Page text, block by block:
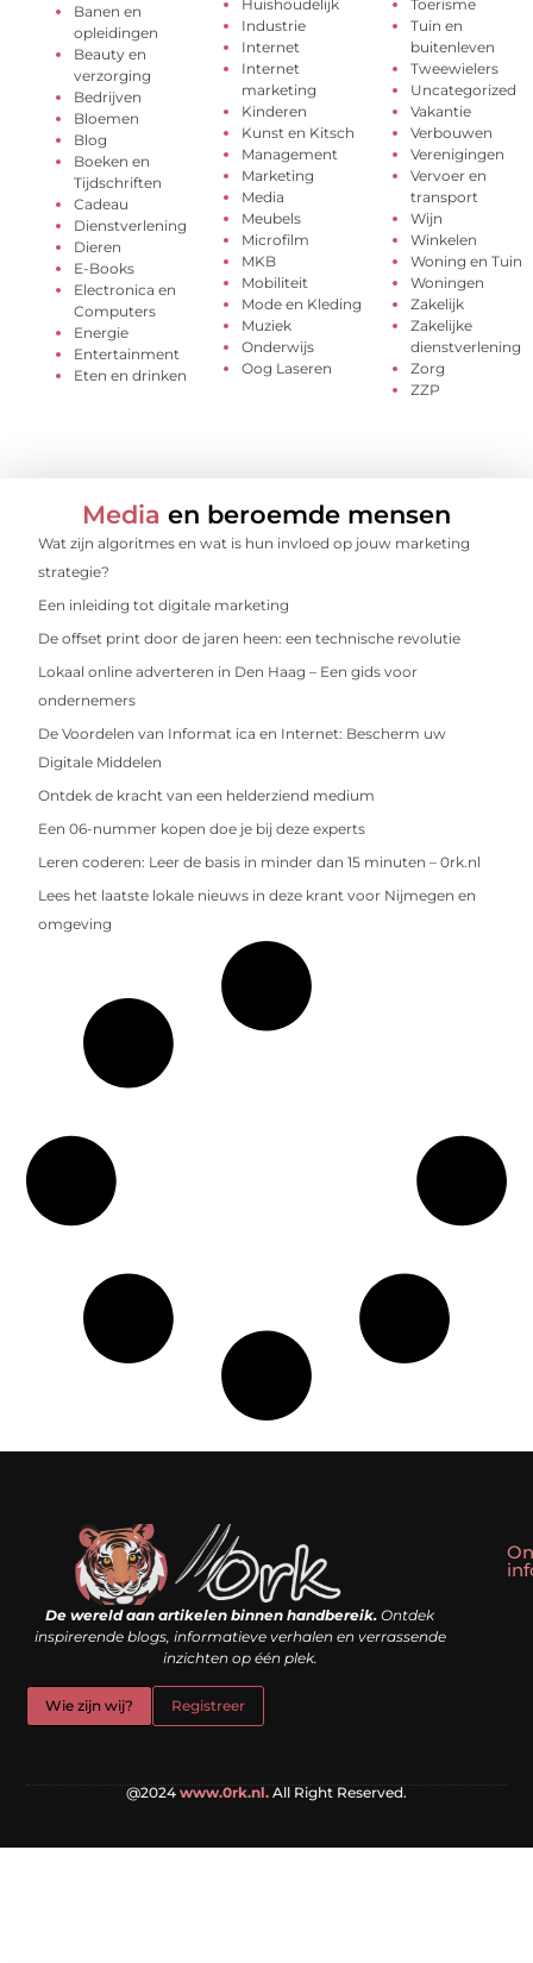
Banen en
opleidingen
Beauty en
verzorging
Bedrijven
Bloemen
Blog
Boeken en
Tijdschriften
Cadeau
Dienstverlening
Dieren
E-Books
Electronica en
Computers
Energie
Entertainment
Eten en drinken
Huishoudelijk
Industrie
Internet
Internet
marketing
Kinderen
Kunst en Kitsch
Management
Marketing
Media
Meubels
Microfilm
MKB
Mobiliteit
Mode en Kleding
Muziek
Onderwijs
Oog Laseren
Toerisme
Tuin en
buitenleven
Tweewielers
Uncategorized
Vakantie
Verbouwen
Verenigingen
Vervoer en
transport
Wijn
Winkelen
Woning en Tuin
Woningen
Zakelijk
Zakelijke
dienstverlening
Zorg
ZZP
Media en beroemde mensen
Wat zijn algoritmes en wat is hun invloed op jouw marketing
strategie?
Een inleiding tot digitale marketing
De offset print door de jaren heen: een technische revolutie
Lokaal online adverteren in Den Haag – Een gids voor
ondernemers
De Voordelen van Informat ica en Internet: Bescherm uw
Digitale Middelen
Ontdek de kracht van een helderziend medium
Een 06-nummer kopen doe je bij deze experts
Leren coderen: Leer de basis in minder dan 15 minuten – 0rk.nl
Lees het laatste lokale nieuws in deze krant voor Nijmegen en
omgeving
De wereld aan artikelen binnen handbereik. Ontdek
inspirerende blogs, informatieve verhalen en verrassende
inzichten op één plek.
Wie zijn wij? Registreer
@2024www.0rk.nl. All Right Reserved.